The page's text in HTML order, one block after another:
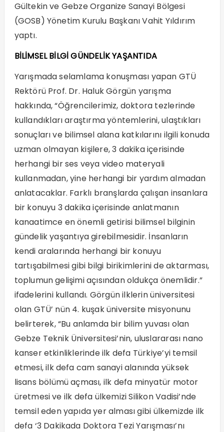
Gültekin ve Gebze Organize Sanayi Bölgesi
(GOSB) Yönetim Kurulu Başkanı Vahit Yıldırım
yaptı.
BİLİMSEL BİLGİ GÜNDELİK YAŞANTIDA
Yarışmada selamlama konuşması yapan GTÜ
Rektörü Prof. Dr. Haluk Görgün yarışma
hakkında, “Öğrencilerimiz, doktora tezlerinde
kullandıkları araştırma yöntemlerini, ulaştıkları
sonuçları ve bilimsel alana katkılarını ilgili konuda
uzman olmayan kişilere, 3 dakika içerisinde
herhangi bir ses veya video materyali
kullanmadan, yine herhangi bir yardım almadan
anlatacaklar. Farklı branşlarda çalışan insanlara
bir konuyu 3 dakika içerisinde anlatmanın
kanaatimce en önemli getirisi bilimsel bilginin
gündelik yaşantıya girebilmesidir. İnsanların
kendi aralarında herhangi bir konuyu
tartışabilmesi gibi bilgi birikimlerini de aktarması,
toplumun gelişimi açısından oldukça önemlidir.”
ifadelerini kullandı. Görgün ilklerin üniversitesi
olan GTÜ’ nün 4. kuşak üniversite misyonunu
belirterek, “Bu anlamda bir bilim yuvası olan
Gebze Teknik Üniversitesi’nin, uluslararası nano
kanser etkinliklerinde ilk defa Türkiye’yi temsil
etmesi, ilk defa cam sanayi alanında yüksek
lisans bölümü açması, ilk defa minyatür motor
üretmesi ve ilk defa ülkemizi Silikon Vadisi’nde
temsil eden yapıda yer alması gibi ülkemizde ilk
defa ‘3 Dakikada Doktora Tezi Yarışması’nı